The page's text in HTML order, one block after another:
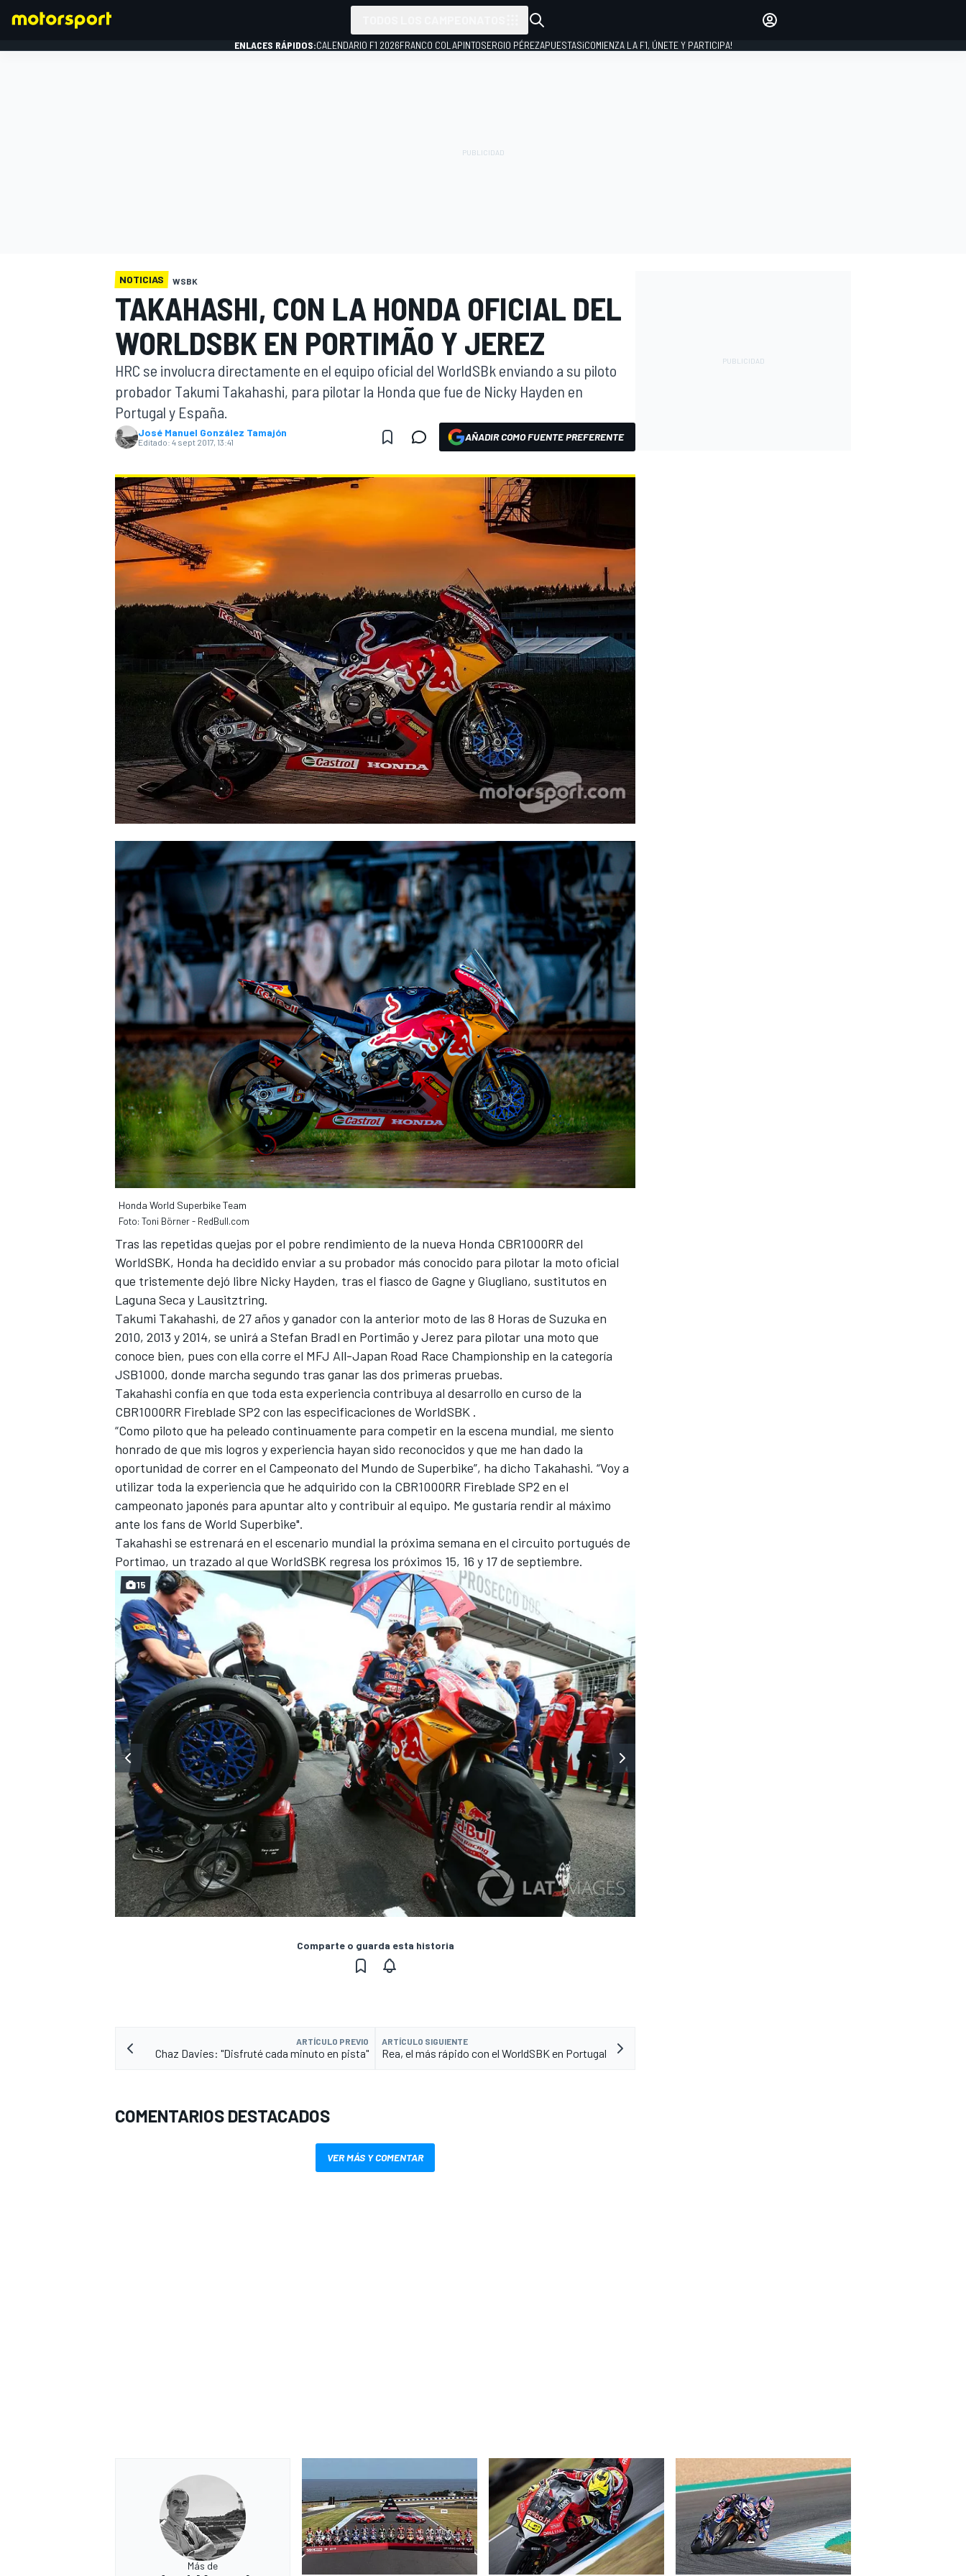
INDYCAR
MOTOGP
NASCAR CUP
FÓRMULA E
WRC
MÁS CATEGORÍAS
INICIAR SESIÓN
ENLACES RÁPIDOS:CALENDARIO F1 2026FRANCO COLAPINTOSERGIO PÉREZAPUESTAS¡COMIENZA LA F1, ÚNETE Y PARTICIPA!
NOTICIAS WSBK
TAKAHASHI, CON LA HONDA OFICIAL DEL
WORLDSBK EN PORTIMÃO Y JEREZ
HRC se involucra directamente en el equipo oficial del WorldSBk enviando a su piloto
probador Takumi Takahashi, para pilotar la Honda que fue de Nicky Hayden en
Portugal y España.
José Manuel González Tamajón
Editado: 4 sept 2017, 13:41 AÑADIR COMO FUENTE PREFERENTE
Honda World Superbike Team
Foto: Toni Börner - RedBull.com
Tras las repetidas quejas por el pobre rendimiento de la nueva Honda CBR1000RR del
WorldSBK, Honda ha decidido enviar a su probador más conocido para pilotar la moto oficial
que tristemente dejó libre Nicky Hayden, tras el fiasco de Gagne y Giugliano, sustitutos en
Laguna Seca y Lausitztring.
Takumi Takahashi, de 27 años y ganador con la anterior moto de las 8 Horas de Suzuka en
2010, 2013 y 2014, se unirá a Stefan Bradl en Portimão y Jerez para pilotar una moto que
conoce bien, pues con ella corre el MFJ All-Japan Road Race Championship en la categoría
JSB1000, donde marcha segundo tras ganar las dos primeras pruebas.
Takahashi confía en que toda esta experiencia contribuya al desarrollo en curso de la
CBR1000RR Fireblade SP2 con las especificaciones de WorldSBK .
“Como piloto que ha peleado continuamente para competir en la escena mundial, me siento
honrado de que mis logros y experiencia hayan sido reconocidos y que me han dado la
oportunidad de correr en el Campeonato del Mundo de Superbike”, ha dicho Takahashi. “Voy a
utilizar toda la experiencia que he adquirido con la CBR1000RR Fireblade SP2 en el
campeonato japonés para apuntar alto y contribuir al equipo. Me gustaría rendir al máximo
ante los fans de World Superbike".
Takahashi se estrenará en el escenario mundial la próxima semana en el circuito portugués de
Portimao, un trazado al que WorldSBK regresa los próximos 15, 16 y 17 de septiembre.
15
Comparte o guarda esta historia
ARTÍCULO PREVIO
Chaz Davies: "Disfruté cada minuto en pista"
ARTÍCULO SIGUIENTE
Rea, el más rápido con el WorldSBK en Portugal
COMENTARIOS DESTACADOS
VER MÁS Y COMENTAR
Más de